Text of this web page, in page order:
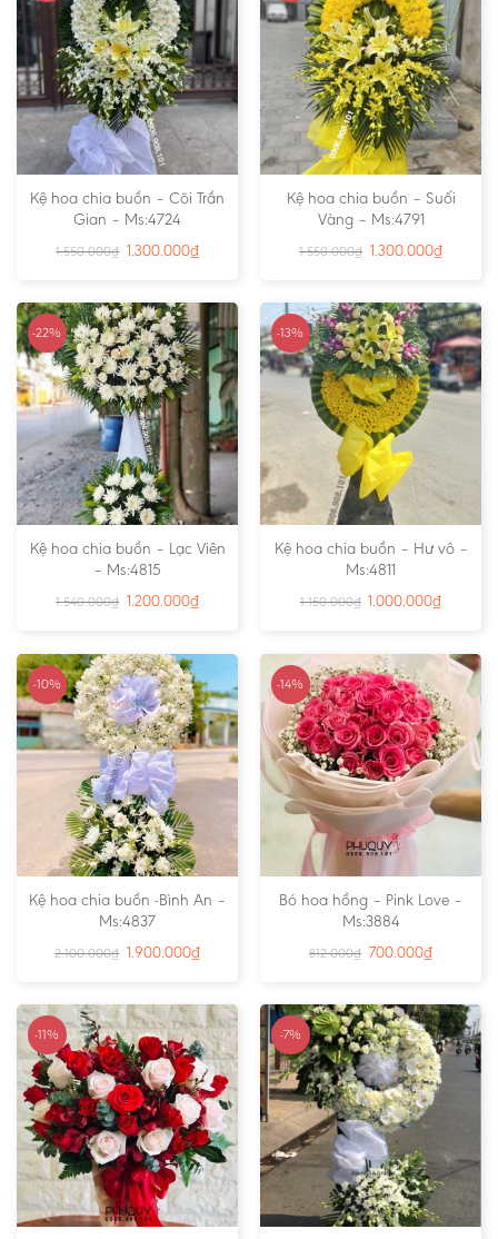
Kệ hoa chia buồn – Cõi Trần
Gian – Ms:4724
1.550.000₫ 1.300.000₫
Kệ hoa chia buồn – Suối
Vàng – Ms:4791
1.550.000₫ 1.300.000₫
-22%
Kệ hoa chia buồn – Lạc Viên
– Ms:4815
1.540.000₫ 1.200.000₫
-13%
Kệ hoa chia buồn – Hư vô –
Ms:4811
1.150.000₫ 1.000.000₫
-10%
Kệ hoa chia buồn -Bình An –
Ms:4837
2.100.000₫ 1.900.000₫
-14%
Bó hoa hồng – Pink Love –
Ms:3884
812.000₫ 700.000₫
-11% -7%